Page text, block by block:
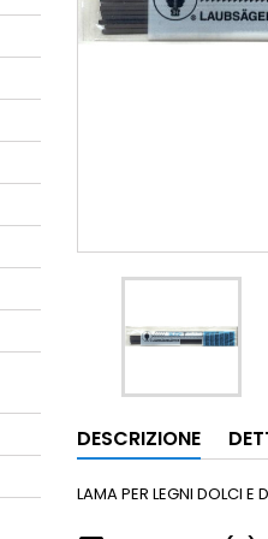
DESCRIZIONE
LAMA PER LEGNI DOLCI E